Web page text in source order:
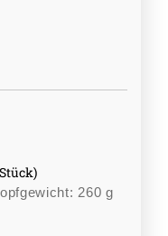
260 g